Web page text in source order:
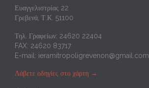
Ευαγγελιστρίας 22
Γρεβενά, Τ.Κ. 51100
Τηλ. Γραφείων: 24620 22404
FAX: 24620 83717
E-mail: ieramitropoligrevenon@gmail.com
Λάβετε οδηγίες στο χάρτη →